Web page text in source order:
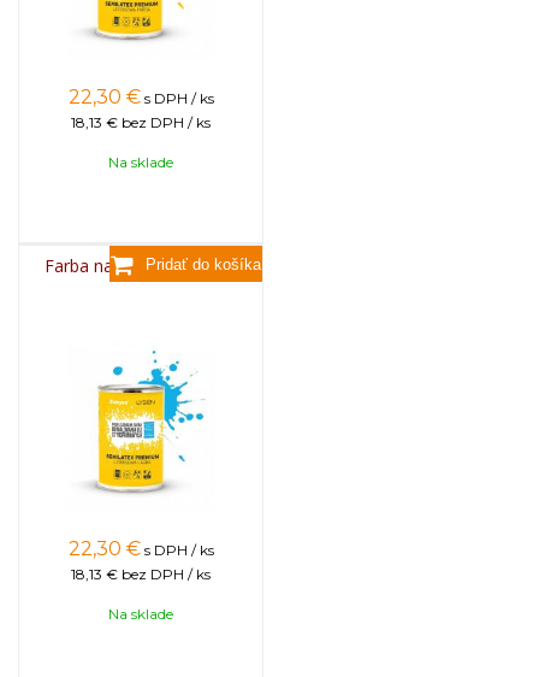
22,30 € s DPH / ks
18,13 € bez DPH / ks
Na sklade
Farba na úle 1l - MODRÁ
22,30 € s DPH / ks
18,13 € bez DPH / ks
Na sklade